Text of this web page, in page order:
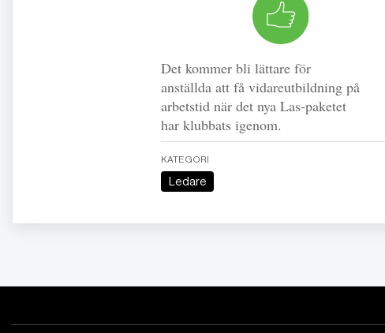
Det kommer bli lättare för
anställda att få vidareutbildning på
arbetstid när det nya Las-paketet
har klubbats igenom.
KATEGORI
Ledare